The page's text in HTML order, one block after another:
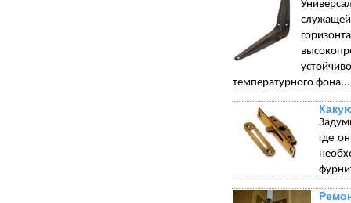
температурного фона...
где